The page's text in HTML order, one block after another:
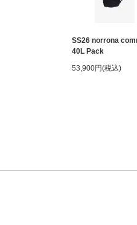
SS26 norrona
40L Pack
53,900円(税込)